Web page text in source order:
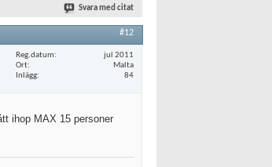
Svara med citat
#12
Reg.datum
jul 2011
Ort
Malta
Inlägg
84
ihop MAX 15 personer